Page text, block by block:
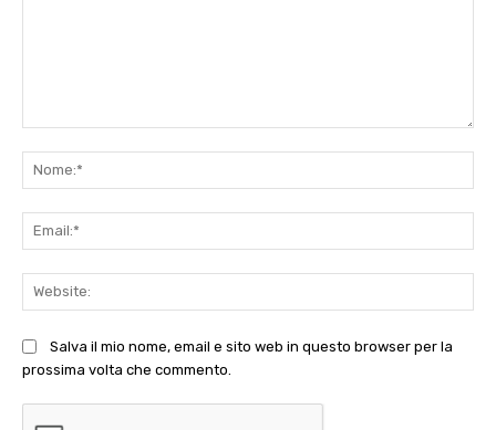
Salva il mio nome, email e sito web in questo browser per la
prossima volta che commento.